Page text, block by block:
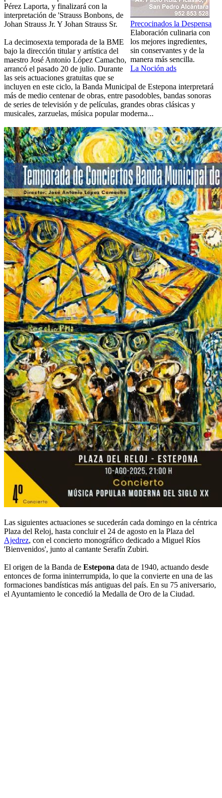
Precocinados la Despensa
Elaboración culinaria con
los mejores ingredientes,
sin conservantes y de la
manera más sencilla.
La Noción ads
Pérez Laporta, y finalizará con la
interpretación de 'Strauss Bonbons, de
Johan Strauss Jr. Y Johan Strauss Sr.
La decimosexta temporada de la BME
bajo la dirección titular y artística del
maestro José Antonio López Camacho,
arrancó el pasado 20 de julio. Durante
las seis actuaciones gratuitas que se
incluyen en este ciclo, la Banda Municipal de Estepona interpretará
más de medio centenar de obras, entre pasodobles, bandas sonoras
de series de televisión y de películas, grandes obras clásicas y
musicales, zarzuelas, música popular moderna...
Las siguientes actuaciones se sucederán cada domingo en la céntrica
Plaza del Reloj, hasta concluir el 24 de agosto en la Plaza del
Ajedrez, con el concierto monográfico dedicado a Miguel Ríos
'Bienvenidos', junto al cantante Serafín Zubiri.
El origen de la Banda de Estepona data de 1940, actuando desde
entonces de forma ininterrumpida, lo que la convierte en una de las
formaciones bandísticas más antiguas del país. En su 75 aniversario,
el Ayuntamiento le concedió la Medalla de Oro de la Ciudad.